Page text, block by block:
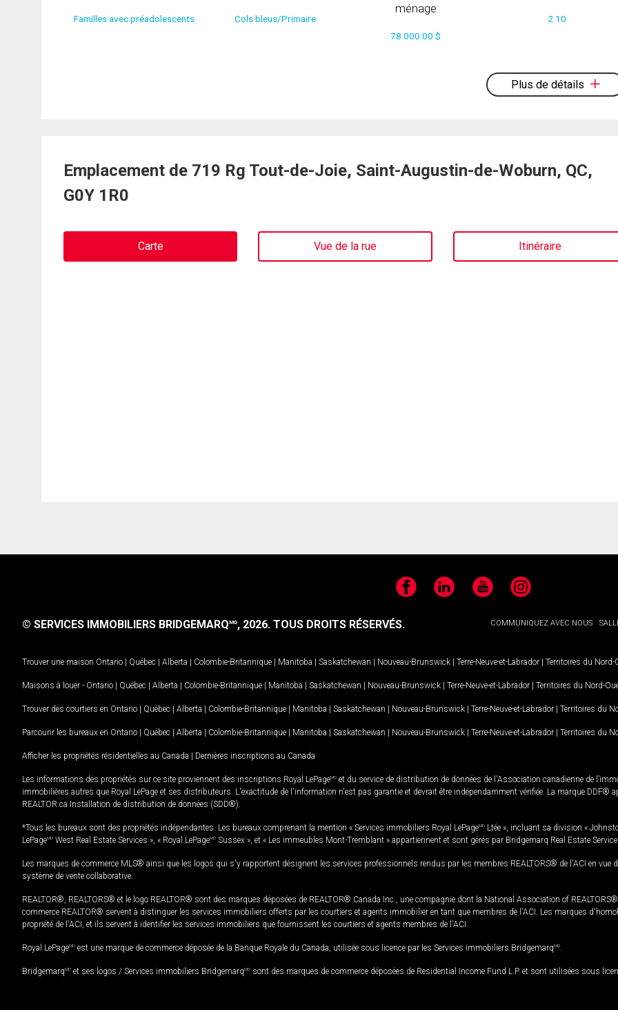
Familles avec préadolescents Cols bleus/Primaire
ménage
78 000.00 $
2.10
Plus de détails
Emplacement de 719 Rg Tout-de-Joie, Saint-Augustin-de-Woburn, QC,
G0Y 1R0
Carte Vue de la rue Itinéraire
FacebookLinkedIn YouTubeInstagram
COMMUNIQUEZ AVEC NOUS
© SERVICES IMMOBILIERS BRIDGEMARQMD, 2026. TOUS DROITS RÉSERVÉS.
Trouver une maison Ontario Québec Alberta Colombie-Britannique Manitoba Saskatchewan Nouveau-Brunswick Terre-Neuve-et-Labrador Territoires du Nord-
Maisons à louer - Ontario Québec Alberta Colombie-Britannique Manitoba Saskatchewan Nouveau-Brunswick Terre-Neuve-et-Labrador Territoires du Nord-
Trouver des courtiers en Ontario Québec Alberta Colombie-Britannique Manitoba Saskatchewan Nouveau-Brunswick Terre-Neuve-et-Labrador Territoires du
Parcourir les bureaux en Ontario Québec Alberta Colombie-Britannique Manitoba Saskatchewan Nouveau-Brunswick Terre-Neuve-et-Labrador Territoires du
Afficher les propriétés résidentielles au Canada Dernières inscriptions au Canada
Les informations des propriétés sur ce site proviennent des inscriptions Royal LePageMD et du service de distribution de données de l'Association canadienne de
immobilières autres que Royal LePage et ses distributeurs. L'exactitude de l'information n'est pas garantie et devrait être indépendamment vérifiée. La marque DDF®
REALTOR.ca Installation de distribution de données (SDD®).
*Tous les bureaux sont des propriétés indépendantes. Les bureaux comprenant la mention « Services immobiliers Royal LePageMD Ltée », incluant sa division «
LePageMD West Real Estate Services », « Royal LePageMD Sussex », et « Les immeubles Mont-Tremblant » appartiennent et sont gérés par Bridgemarq Real Estate
Les marques de commerce MLS® ainsi que les logos qui s'y rapportent désignent les services professionnels rendus par les membres REALTORS® de l'ACI en vue
système de vente collaborative.
REALTOR®, REALTORS® et le logo REALTOR® sont des marques déposées de REALTOR® Canada Inc., une compagnie dont la National Association of
commerce REALTOR® servent à distinguer les services immobiliers offerts par les courtiers et agents immobilier en tant que membres de l'ACI. Les marques
propriété de l'ACI, et ils servent à identifier les services immobiliers que fournissent les courtiers et agents membres de l'ACI.
Royal LePageMD est une marque de commerce déposée de la Banque Royale du Canada, utilisée sous licence par les Services immobiliers BridgemarqMD.
BridgemarqMD et ses logos / Services immobiliers BridgemarqMD sont des marques de commerce déposées de Residential Income Fund L.P. et sont utilisées sous